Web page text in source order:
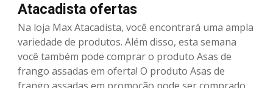
Atacadista ofertas
Na loja Max Atacadista, você encontrará uma ampla
variedade de produtos. Além disso, esta semana
você também pode comprar o produto Asas de
frango assadas em oferta! O produto Asas de